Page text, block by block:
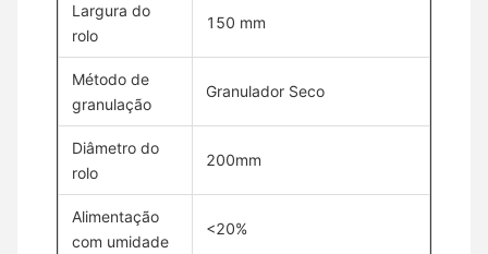
Largura do
rolo
150 mm
Método de
granulação
Granulador Seco
Diâmetro do
rolo
200mm
Alimentação
com umidade
<20%